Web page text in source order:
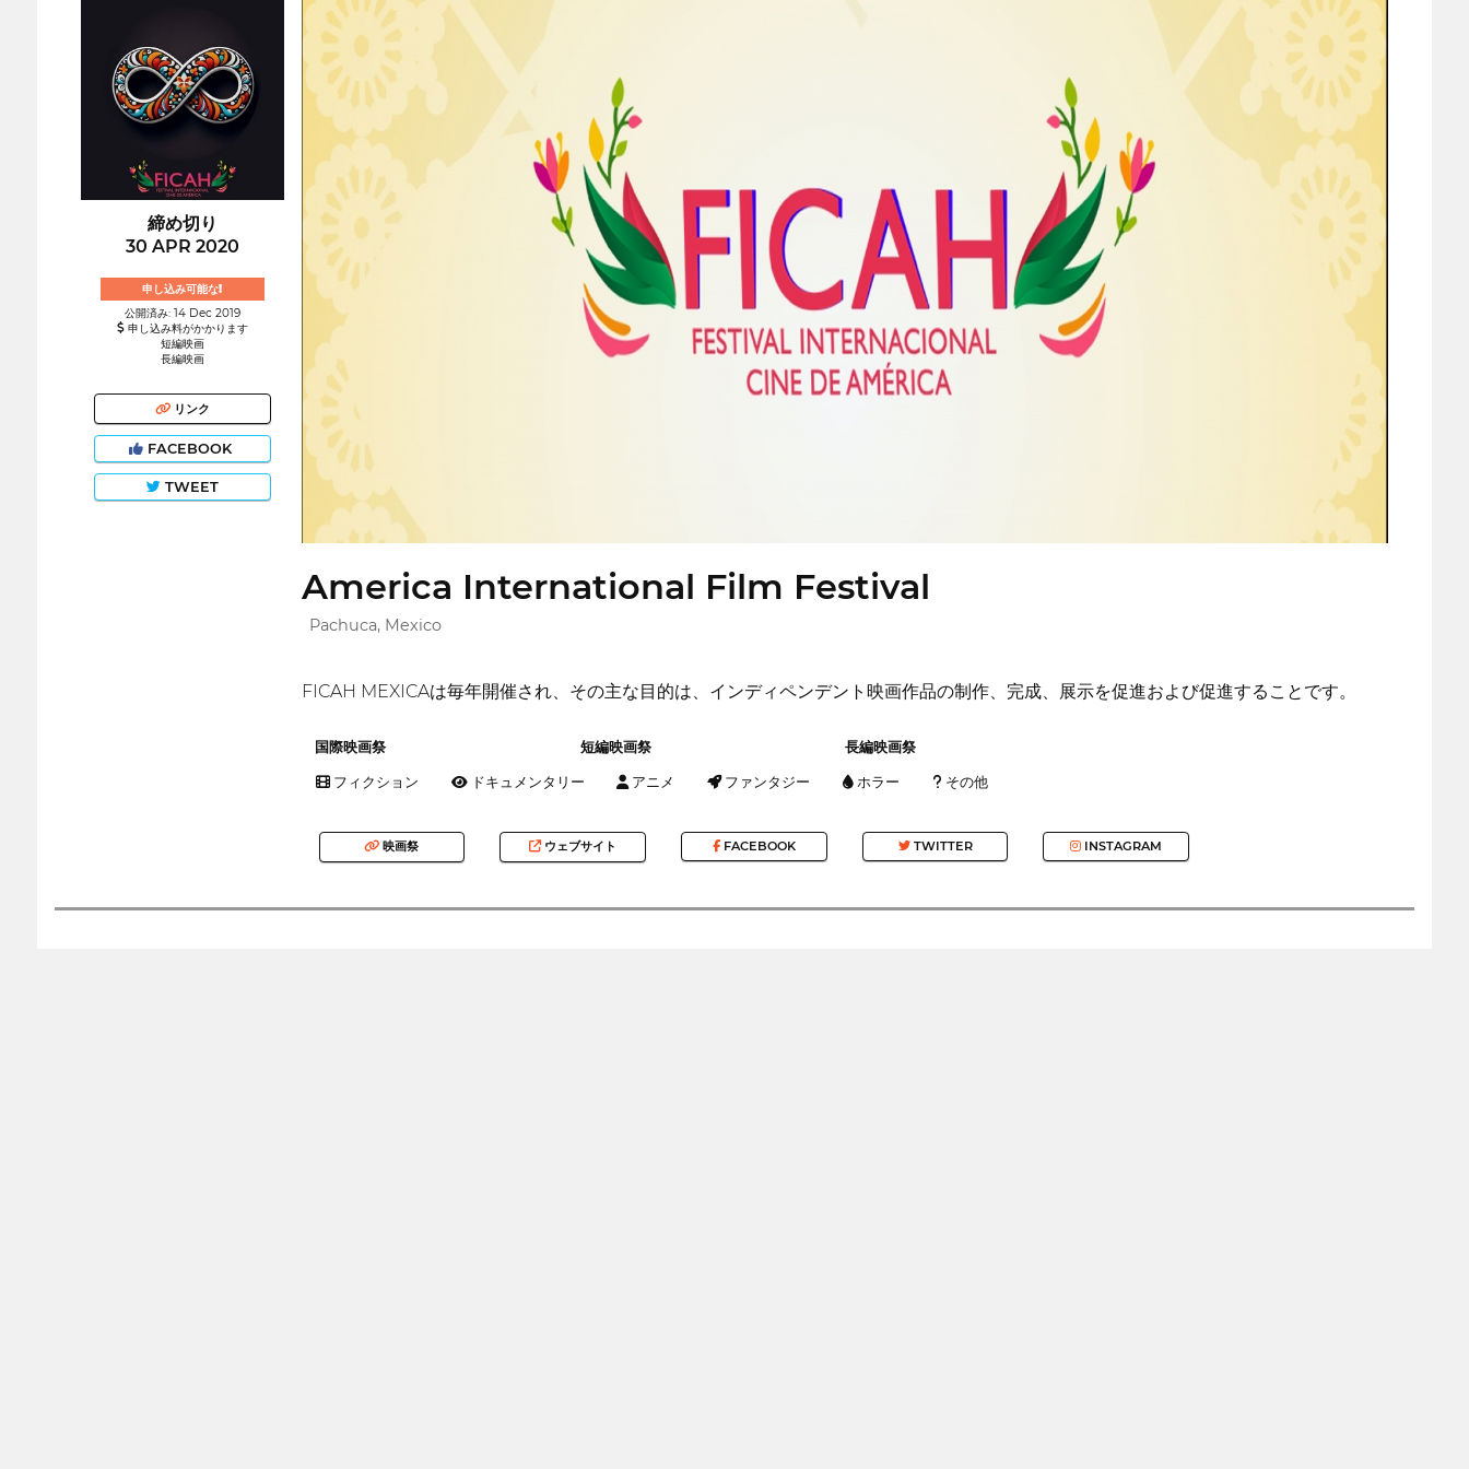
締め切り
30 APR 2020
申し込み可能な!
公開済み: 14 Dec 2019
申し込み料がかかります
短編映画
長編映画
リンク
FACEBOOK
TWEET
America International Film Festival
Pachuca, Mexico
FICAH MEXICAは毎年開催され、その主な目的は、インディペンデント映画作品の制作、完成、展示を促進および促進することです。
国際映画祭 短編映画祭 長編映画祭
フィクション ドキュメンタリー アニメ ファンタジー ホラー その他
映画祭 ウェブサイト FACEBOOK TWITTER INSTAGRAM